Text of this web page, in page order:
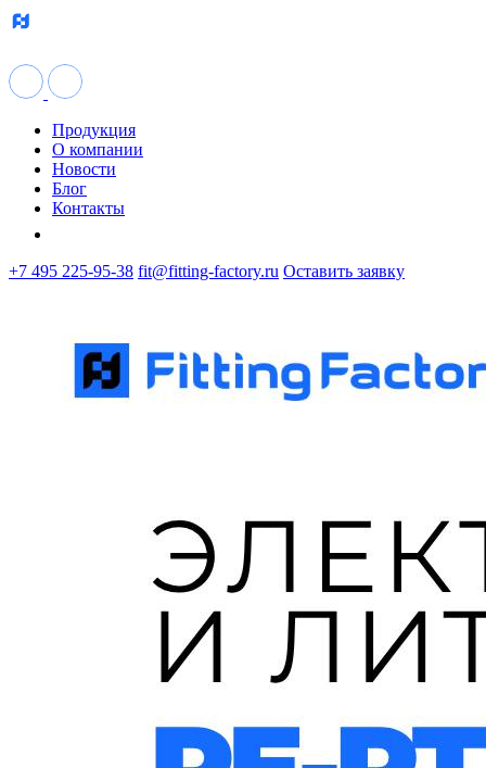
Продукция
О компании
Новости
Блог
Контакты
+7 495 225-95-38 fit@fitting-factory.ru Оставить заявку